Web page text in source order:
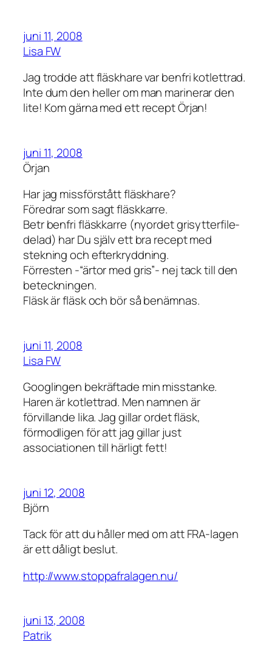
juni 11, 2008
Lisa FW
Jag trodde att fläskhare var benfri kotlettrad.
Inte dum den heller om man marinerar den
lite! Kom gärna med ett recept Örjan!
juni 11, 2008
Örjan
Har jag missförstått fläskhare?
Föredrar som sagt fläskkarre.
Betr benfri fläskkarre (nyordet grisytterfile-
delad) har Du själv ett bra recept med
stekning och efterkryddning.
Förresten -“ärtor med gris”- nej tack till den
beteckningen.
Fläsk är fläsk och bör så benämnas.
juni 11, 2008
Lisa FW
Googlingen bekräftade min misstanke.
Haren är kotlettrad. Men namnen är
förvillande lika. Jag gillar ordet fläsk,
förmodligen för att jag gillar just
associationen till härligt fett!
juni 12, 2008
Björn
Tack för att du håller med om att FRA-lagen
är ett dåligt beslut.
http://www.stoppafralagen.nu/
juni 13, 2008
Patrik